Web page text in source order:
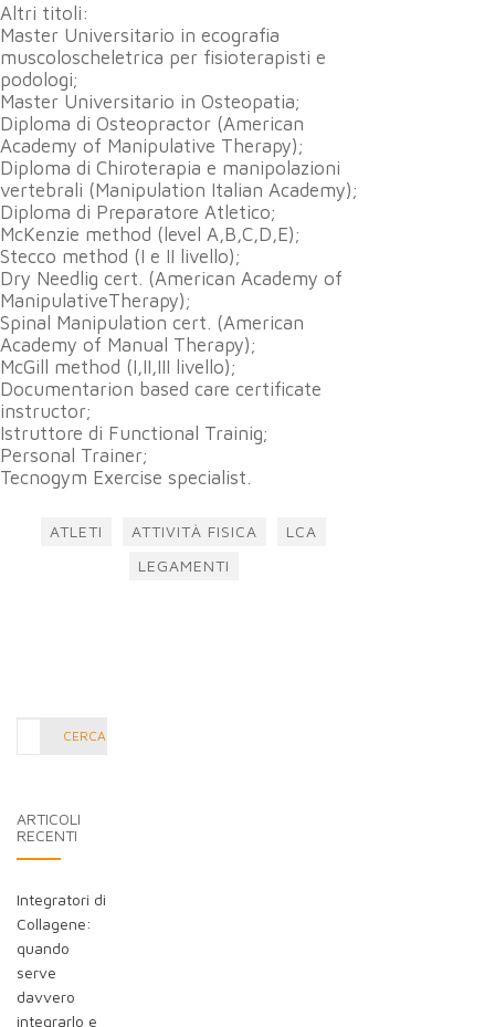
Altri titoli:
Master Universitario in ecografia
muscoloscheletrica per fisioterapisti e
podologi;
Master Universitario in Osteopatia;
Diploma di Osteopractor (American
Academy of Manipulative Therapy);
Diploma di Chiroterapia e manipolazioni
vertebrali (Manipulation Italian Academy);
Diploma di Preparatore Atletico;
McKenzie method (level A,B,C,D,E);
Stecco method (I e II livello);
Dry Needlig cert. (American Academy of
ManipulativeTherapy);
Spinal Manipulation cert. (American
Academy of Manual Therapy);
McGill method (I,II,III livello);
Documentarion based care certificate
instructor;
Istruttore di Functional Trainig;
Personal Trainer;
Tecnogym Exercise specialist.
ATLETI ATTIVITÀ FISICA
LCA
LEGAMENTI
CERCA
ARTICOLI
RECENTI
Integratori di
Collagene:
quando
serve
davvero
integrarlo e